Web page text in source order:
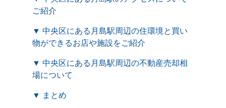
ご紹介
▼ 中央区にある月島駅周辺の住環境と買い
物ができるお店や施設をご紹介
▼ 中央区にある月島駅周辺の不動産売却相
場について
▼ まとめ